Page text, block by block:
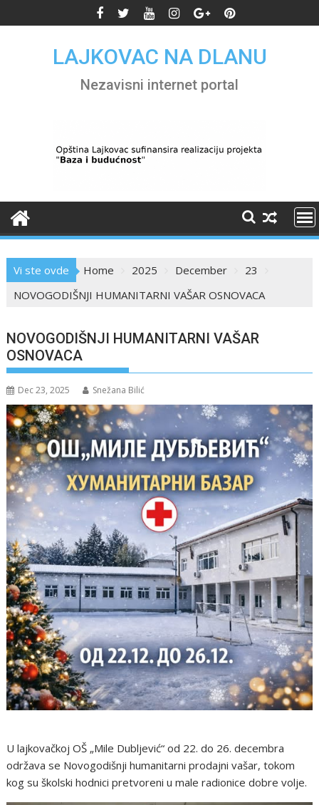
to
LAJKOVAC NA DLANU
Nezavisni internet portal
Vi ste ovde Home 2025 December
23
NOVOGODIŠNJI HUMANITARNI VAŠAR OSNOVACA
NOVOGODIŠNJI HUMANITARNI VAŠAR
OSNOVACA
Dec 23, 2025 Snežana Bilić
U lajkovačkoj OŠ „Mile Dubljević“ od 22. do 26. decembra
održava se Novogodišnji humanitarni prodajni vašar, tokom
kog su školski hodnici pretvoreni u male radionice dobre volje.